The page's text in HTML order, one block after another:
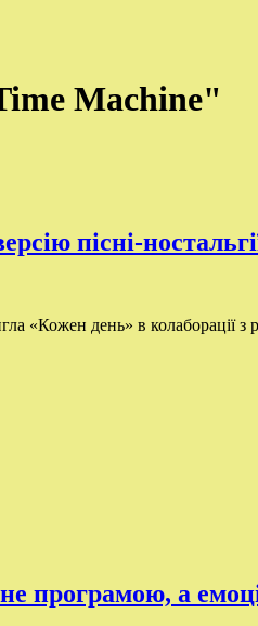
Machine"
пісні-
«Кожен день» в колаборації
програмою, а